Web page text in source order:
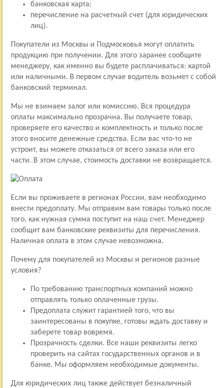
банковская карта;
перечисление на расчетный счет (для юридических
лиц).
Покупатели из Москвы и Подмосковья могут оплатить
продукцию при получении. Для этого заранее сообщите
менеджеру, как именно вы будете расплачиваться: картой
или наличными. В первом случае водитель возьмет с собой
банковский терминал.
Мы не взимаем залог или комиссию. Вся процедура
оплаты максимально прозрачна. Вы получаете товар,
проверяете его качество и комплектность и только после
этого вносите денежные средства. Если вас что-то не
устроит, вы можете отказаться от всего заказа или его
части. В этом случае, стоимость доставки не возвращается.
Если вы проживаете в регионах России, вам необходимо
внести предоплату. Мы отправим вам товары только после
того, как нужная сумма поступит на наш счет. Менеджер
сообщит вам банковские реквизиты для перечисления.
Наличная оплата в этом случае невозможна.
Почему для покупателей из Москвы и регионов разные
условия?
По требованию транспортных компаний можно
отправлять только оплаченные грузы.
Предоплата служит гарантией того, что вы
заинтересованы в покупке, готовы ждать доставку и
заберете товар вовремя.
Прозрачность сделки. Все наши реквизиты легко
проверить на сайтах государственных органов и в
банке. Мы оформляем необходимые документы.
Для юридических лиц также действует безналичный